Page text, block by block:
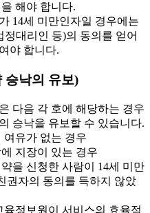
해야 합니다.
14세 미만인자일 경우에는
정대리인 등)의 동의를 얻어
야 합니다.
승낙의 유보)
다음 각 호에 해당하는 경우
승낙을 유보할 수 있습니다.
여유가 없는 경우
지장이 있는 경우
을 신청한 사람이 14세 미만
권자의 동의를 득하지 않았
육정보원이 서비스의 효율적